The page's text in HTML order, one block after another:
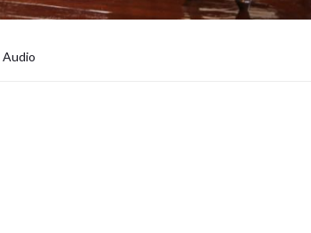
Audio